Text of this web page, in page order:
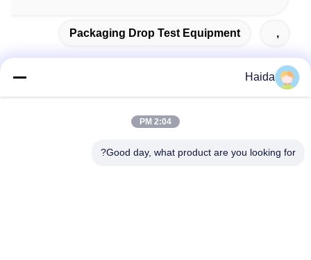
,
Packaging Drop Test Equipment
آدرس
Haida
2:04 PM
Good day, what product are you looking for?